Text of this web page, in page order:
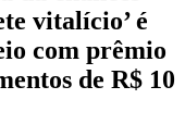
vitalício’ é
com prêmio
de R$ 10